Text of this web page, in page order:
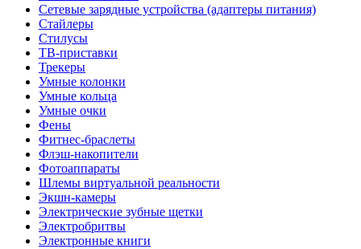
Сетевые зарядные устройства (адаптеры питания)
Стайлеры
Стилусы
ТВ-приставки
Трекеры
Умные колонки
Умные кольца
Умные очки
Фены
Фитнес-браслеты
Флэш-накопители
Фотоаппараты
Шлемы виртуальной реальности
Экшн-камеры
Электрические зубные щетки
Электробритвы
Электронные книги